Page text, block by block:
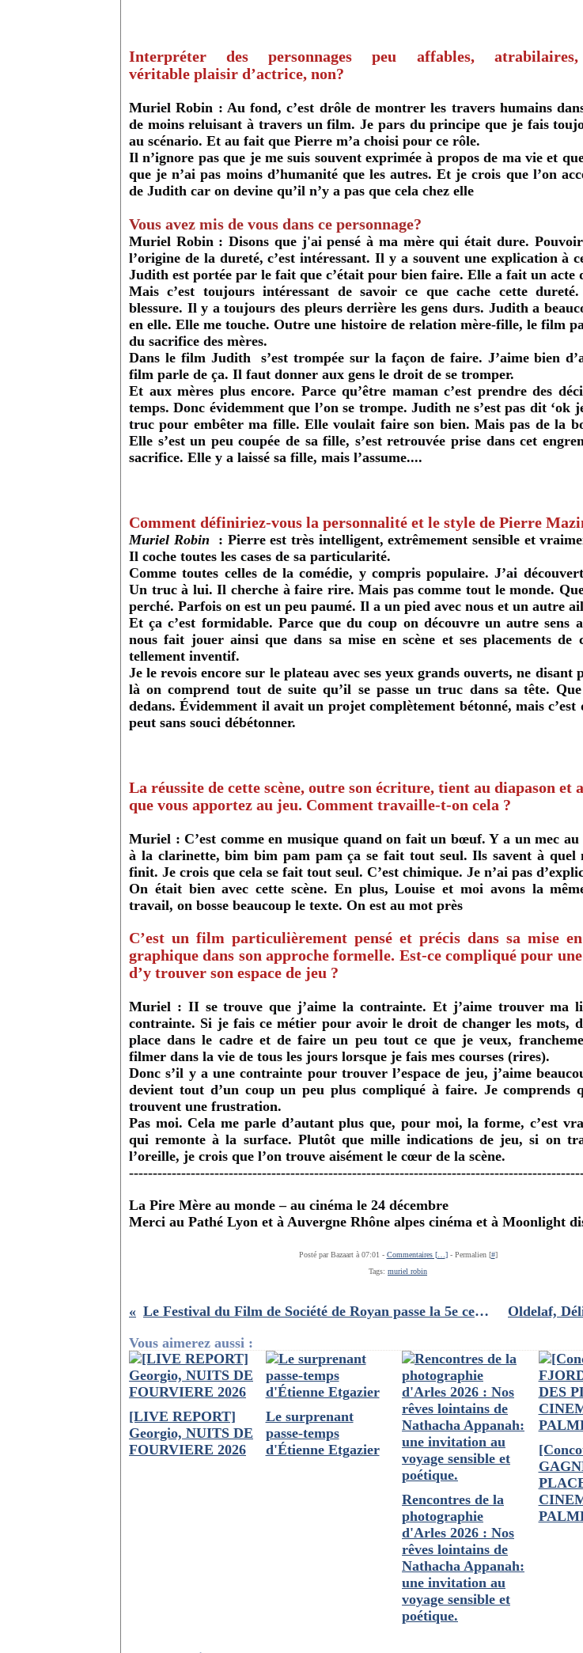
Interpréter des personnages peu affables,
véritable plaisir d’actrice, non?
Muriel Robin : Au fond, c’est drôle de montrer les travers humains
de moins reluisant à travers un film. Je pars du principe que je fais
au scénario. Et au fait que Pierre m’a choisi pour ce rôle.
Il n’ignore pas que je me suis souvent exprimée à propos de ma vie et
que je n’ai pas moins d’humanité que les autres. Et je crois que l’on
de Judith car on devine qu’il n’y a pas que cela chez elle
Vous avez mis de vous dans ce personnage?
Muriel Robin : Disons que j'ai pensé à ma mère qui était dure.
l’origine de la dureté, c’est intéressant. Il y a souvent une explication à
Judith est portée par le fait que c’était pour bien faire. Elle a fait un acte
Mais c’est toujours intéressant de savoir ce que cache cette
blessure. Il y a toujours des pleurs derrière les gens durs. Judith a
en elle. Elle me touche. Outre une histoire de relation mère-fille, le film
du sacrifice des mères.
Dans le film Judith s’est trompée sur la façon de faire. J’aime bien
film parle de ça. Il faut donner aux gens le droit de se tromper.
Et aux mères plus encore. Parce qu’être maman c’est prendre des
temps. Donc évidemment que l’on se trompe. Judith ne s’est pas dit ‘ok
truc pour embêter ma fille. Elle voulait faire son bien. Mais pas de la
Elle s’est un peu coupée de sa fille, s’est retrouvée prise dans cet
sacrifice. Elle y a laissé sa fille, mais l’assume....
Comment définiriez-vous la personnalité et le style de Pierre
Muriel Robin
: Pierre est très intelligent, extrêmement sensible et
Il coche toutes les cases de sa particularité.
Comme toutes celles de la comédie, y compris populaire. J’ai
Un truc à lui. Il cherche à faire rire. Mais pas comme tout le monde.
perché. Parfois on est un peu paumé. Il a un pied avec nous et un autre
Et ça c’est formidable. Parce que du coup on découvre un autre sens
nous fait jouer ainsi que dans sa mise en scène et ses placements de
tellement inventif.
Je le revois encore sur le plateau avec ses yeux grands ouverts, ne disant
là on comprend tout de suite qu’il se passe un truc dans sa tête.
dedans. Évidemment il avait un projet complètement bétonné, mais c’est
peut sans souci débétonner.
La réussite de cette scène, outre son écriture, tient au diapason et
que vous apportez au jeu. Comment travaille-t-on cela ?
Muriel : C’est comme en musique quand on fait un bœuf. Y a un mec au
à la clarinette, bim bim pam pam ça se fait tout seul. Ils savent à quel
finit. Je crois que cela se fait tout seul. C’est chimique. Je n’ai pas
On était bien avec cette scène. En plus, Louise et moi avons la
travail, on bosse beaucoup le texte. On est au mot près
C’est un film particulièrement pensé et précis dans sa mise
graphique dans son approche formelle. Est-ce compliqué pour
d’y trouver son espace de jeu ?
Muriel : II se trouve que j’aime la contrainte. Et j’aime trouver ma
contrainte. Si je fais ce métier pour avoir le droit de changer les mots,
place dans le cadre et de faire un peu tout ce que je veux,
filmer dans la vie de tous les jours lorsque je fais mes courses (rires).
Donc s’il y a une contrainte pour trouver l’espace de jeu, j’aime
devient tout d’un coup un peu plus compliqué à faire. Je comprends
trouvent une frustration.
Pas moi. Cela me parle d’autant plus que, pour moi, la forme, c’est
qui remonte à la surface. Plutôt que mille indications de jeu, si on
l’oreille, je crois que l’on trouve aisément le cœur de la scène.
La Pire Mère au monde – au cinéma le 24 décembre
Merci au Pathé Lyon et à Auvergne Rhône alpes cinéma et à Moonlight
Posté par Bazaart à 07:01 - Commentaires [… ]- Permalien [#]
Tags: muriel robin
Le Festival du Film de Société de Royan passe la 5e cette semaine
Vous aimerez aussi :
[LIVE REPORT]
Georgio, NUITS DE
FOURVIERE 2026
Le surprenant
passe-temps
d'Étienne Etgazier
Rencontres de la
photographie
d'Arles 2026 : Nos
rêves lointains de
Nathacha Appanah:
une invitation au
voyage sensible et
poétique.